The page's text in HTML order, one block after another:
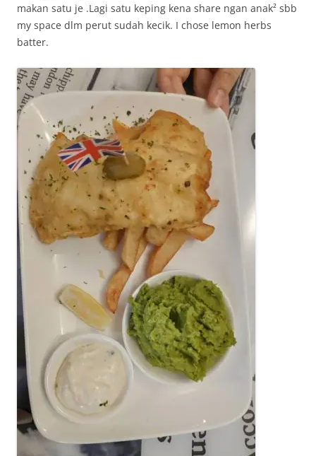
makan satu je .Lagi satu keping kena share ngan anak² sbb
my space dlm perut sudah kecik. I chose lemon herbs
batter.